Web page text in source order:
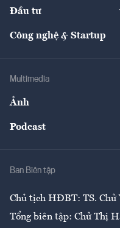
Quản trị số
Tư vấn
The Guide
Đầu tư
Công nghệ & Startup
Multimedia
Ảnh
Podcast
Ban Biên tập
Chủ tịch HĐBT: TS. Chử
Tổng biên tập: Chử Thị